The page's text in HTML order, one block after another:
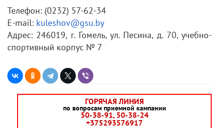
Телефон: (0232) 57-62-34
E-mail: kuleshov@gsu.by
Адрес: 246019, г. Гомель, ул. Песина, д. 70, учебно-
спортивный корпус № 7
ГОРЯЧАЯ ЛИНИЯ
по вопросам приемной кампании
50-38-91, 50-38-24
+375293576917